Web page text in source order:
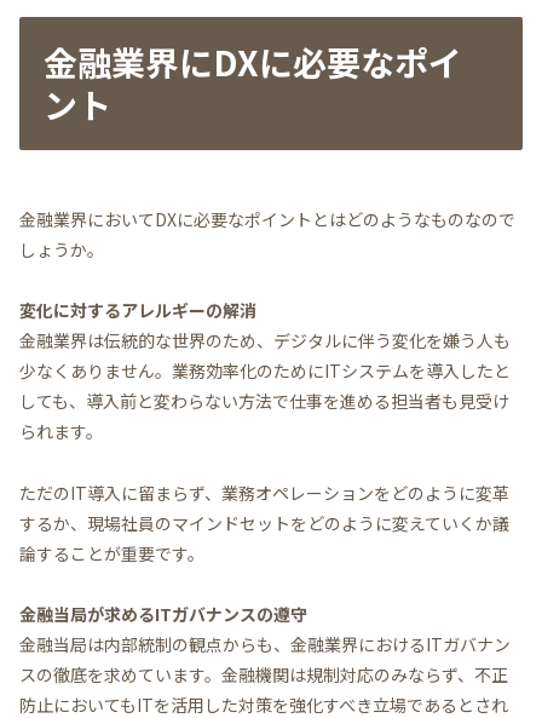
金融業界にDXに必要なポイ
ント
金融業界においてDXに必要なポイントとはどのようなものなので
しょうか。
変化に対するアレルギーの解消
金融業界は伝統的な世界のため、デジタルに伴う変化を嫌う人も
少なくありません。業務効率化のためにITシステムを導入したと
しても、導入前と変わらない方法で仕事を進める担当者も見受け
られます。
ただのIT導入に留まらず、業務オペレーションをどのように変革
するか、現場社員のマインドセットをどのように変えていくか議
論することが重要です。
金融当局が求めるITガバナンスの遵守
金融当局は内部統制の観点からも、金融業界におけるITガバナン
スの徹底を求めています。金融機関は規制対応のみならず、不正
防止においてもITを活用した対策を強化すべき立場であるとされ